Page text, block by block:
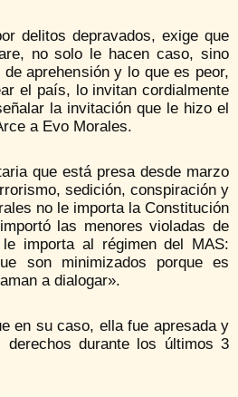
delitos depravados, exige que
no solo le hacen caso, sino
aprehensión y lo que es peor,
el país, lo invitan cordialmente
la invitación que le hizo el
a Evo Morales.
que está presa desde marzo
sedición, conspiración y
no le importa la Constitución
las menores violadas de
importa al régimen del MAS:
son minimizados porque es
a dialogar».
en su caso, ella fue apresada y
derechos durante los últimos 3